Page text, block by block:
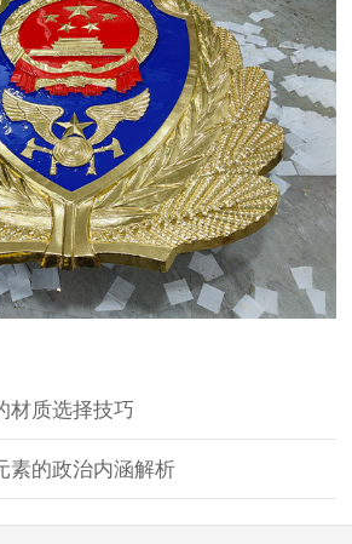
材质选择技巧
素的政治内涵解析